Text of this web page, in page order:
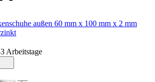
außen 60 mm x 100 mm x 2 mm
Arbeitstage